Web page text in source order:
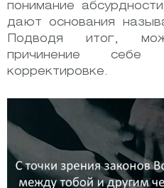
понимание
дают основания
Подводя итог,
причинение себе
корректировке.